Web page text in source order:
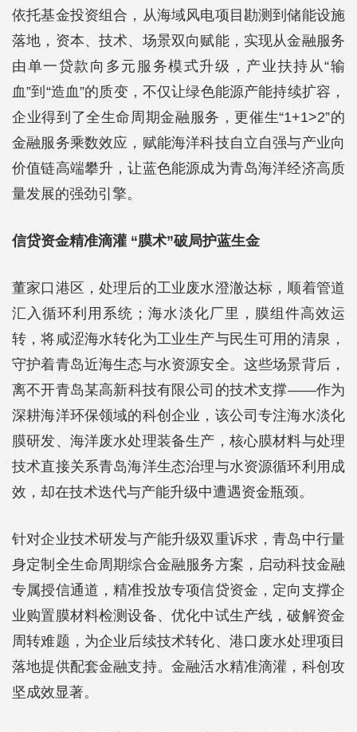
依托基金投资组合，从海域风电项目勘测到储能设施
落地，资本、技术、场景双向赋能，实现从金融服务
由单一贷款向多元服务模式升级，产业扶持从“输
血”到“造血”的质变，不仅让绿色能源产能持续扩容，
企业得到了全生命周期金融服务，更催生“1+1>2”的
金融服务乘数效应，赋能海洋科技自立自强与产业向
价值链高端攀升，让蓝色能源成为青岛海洋经济高质
量发展的强劲引擎。
信贷资金精准滴灌 “膜术”破局护蓝生金
董家口港区，处理后的工业废水澄澈达标，顺着管道
汇入循环利用系统；海水淡化厂里，膜组件高效运
转，将咸涩海水转化为工业生产与民生可用的清泉，
守护着青岛近海生态与水资源安全。这些场景背后，
离不开青岛某高新科技有限公司的技术支撑——作为
深耕海洋环保领域的科创企业，该公司专注海水淡化
膜研发、海洋废水处理装备生产，核心膜材料与处理
技术直接关系青岛海洋生态治理与水资源循环利用成
效，却在技术迭代与产能升级中遭遇资金瓶颈。
针对企业技术研发与产能升级双重诉求，青岛中行量
身定制全生命周期综合金融服务方案，启动科技金融
专属授信通道，精准投放专项信贷资金，定向支撑企
业购置膜材料检测设备、优化中试生产线，破解资金
周转难题，为企业后续技术转化、港口废水处理项目
落地提供配套金融支持。金融活水精准滴灌，科创攻
坚成效显著。